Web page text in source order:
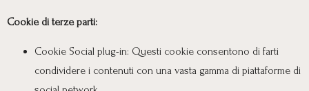
Cookie di terze parti:
Cookie Social plug-in: Questi cookie consentono di farti
condividere i contenuti con una vasta gamma di piattaforme di